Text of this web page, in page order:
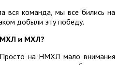
вся команда, мы все бились на
добыли эту победу.
и МХЛ?
на НМХЛ мало внимания